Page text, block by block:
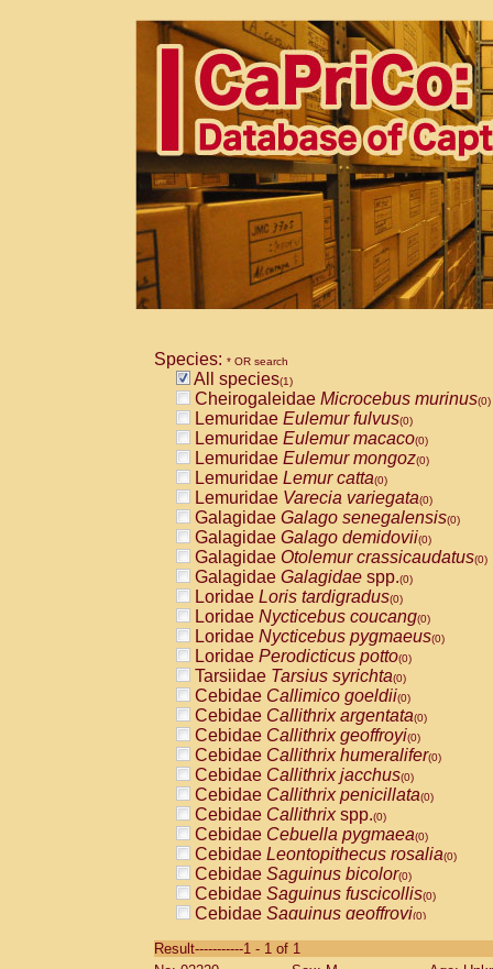
Species: * OR search
All species(1)
Cheirogaleidae Microcebus murinus(0)
Lemuridae Eulemur fulvus(0)
Lemuridae Eulemur macaco(0)
Lemuridae Eulemur mongoz(0)
Lemuridae Lemur catta(0)
Lemuridae Varecia variegata(0)
Galagidae Galago senegalensis(0)
Galagidae Galago demidovii(0)
Galagidae Otolemur crassicaudatus(0)
Galagidae Galagidae spp.(0)
Loridae Loris tardigradus(0)
Loridae Nycticebus coucang(0)
Loridae Nycticebus pygmaeus(0)
Loridae Perodicticus potto(0)
Tarsiidae Tarsius syrichta(0)
Cebidae Callimico goeldii(0)
Cebidae Callithrix argentata(0)
Cebidae Callithrix geoffroyi(0)
Cebidae Callithrix humeralifer(0)
Cebidae Callithrix jacchus(0)
Cebidae Callithrix penicillata(0)
Cebidae Callithrixspp.(0)
Cebidae Cebuella pygmaea(0)
Cebidae Leontopithecus rosalia(0)
Cebidae Saguinus bicolor(0)
Cebidae Saguinus fuscicollis(0)
Cebidae Saguinus geoffroyi(0)
CebidaeSaguinus labiatus(0)
Result-----------1 - 1 of 1